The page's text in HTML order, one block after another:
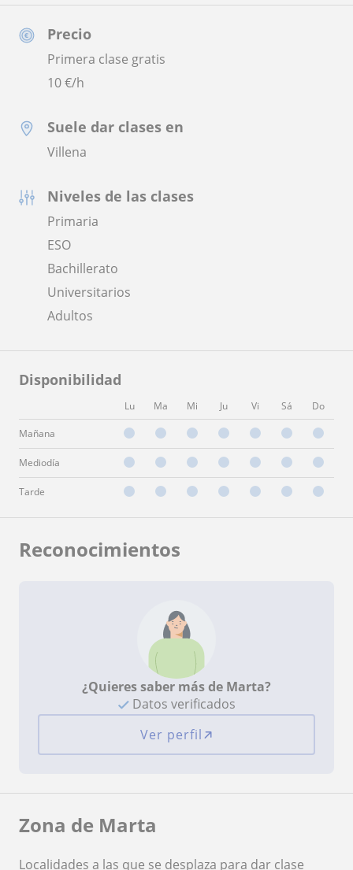
Precio
Primera clase gratis
10€/h
Suele dar clases en
Villena
Niveles de las clases
Primaria
ESO
Bachillerato
Universitarios
Adultos
Disponibilidad
Lu Ma Mi Ju Vi Sá Do
Mañana
Mediodía
Tarde
Reconocimientos
¿Quieres saber más de Marta?
Datos verificados
Ver perfil
Zona de Marta
Localidades a las que se desplaza para dar clase